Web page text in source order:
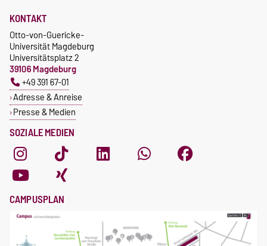
SOZIALE MEDIEN
KONTAKT
Otto-von-Guericke-
Universität Magdeburg
Universitätsplatz 2
39106 Magdeburg
+49 391 67-01
Adresse & Anreise
Presse & Medien
CAMPUSPLAN